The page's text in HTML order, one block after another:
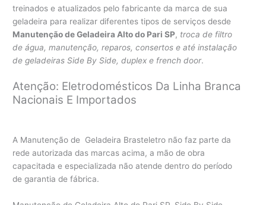
treinados e atualizados pelo fabricante da marca de sua
geladeira para realizar diferentes tipos de serviços desde
Manutenção de Geladeira Alto do Pari SP, troca de filtro
de água, manutenção, reparos, consertos e até instalação
de geladeiras Side By Side, duplex e french door.
Atenção: Eletrodomésticos Da Linha Branca
Nacionais E Importados
A Manutenção de Geladeira Brasteletro não faz parte da
rede autorizada das marcas acima, a mão de obra
capacitada e especializada não atende dentro do período
de garantia de fábrica.